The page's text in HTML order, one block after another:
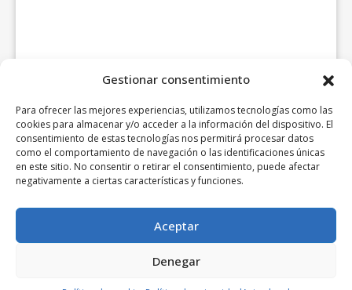
Gestionar consentimiento
Para ofrecer las mejores experiencias, utilizamos tecnologías como las
cookies para almacenar y/o acceder a la información del dispositivo. El
consentimiento de estas tecnologías nos permitirá procesar datos
como el comportamiento de navegación o las identificaciones únicas
en este sitio. No consentir o retirar el consentimiento, puede afectar
negativamente a ciertas características y funciones.
Aceptar
Denegar